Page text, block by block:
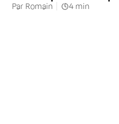
Par Romain 4 min